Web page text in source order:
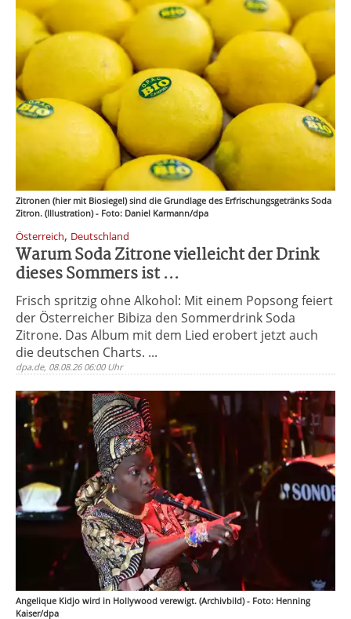
Zitronen (hier mit Biosiegel) sind die Grundlage des Erfrischungsgetränks Soda
Zitron. (Illustration) - Foto: Daniel Karmann/dpa
Österreich, Deutschland
Warum Soda Zitrone vielleicht der Drink
dieses Sommers ist ...
Frisch spritzig ohne Alkohol: Mit einem Popsong feiert
der Österreicher Bibiza den Sommerdrink Soda
Zitrone. Das Album mit dem Lied erobert jetzt auch
die deutschen Charts. ...
dpa.de, 08.08.26 06:00 Uhr
Angelique Kidjo wird in Hollywood verewigt. (Archivbild) - Foto: Henning
Kaiser/dpa